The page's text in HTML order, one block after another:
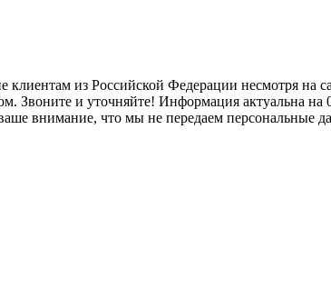
клиентам из Российской Федерации несмотря
Звоните и уточняйте! Информация актуальна на
внимание, что мы не передаем персональные